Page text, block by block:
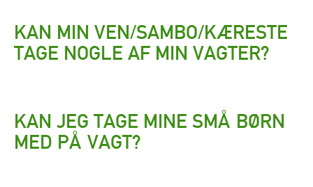
KAN MIN VEN/SAMBO/KÆRESTE
TAGE NOGLE AF MIN VAGTER?
KAN JEG TAGE MINE SMÅ BØRN
MED PÅ VAGT?